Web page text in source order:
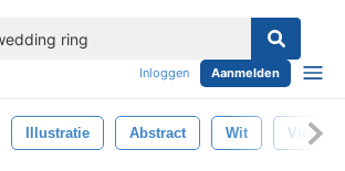
Inloggen Aanmelden
Illustratie Abstract Wit Viering